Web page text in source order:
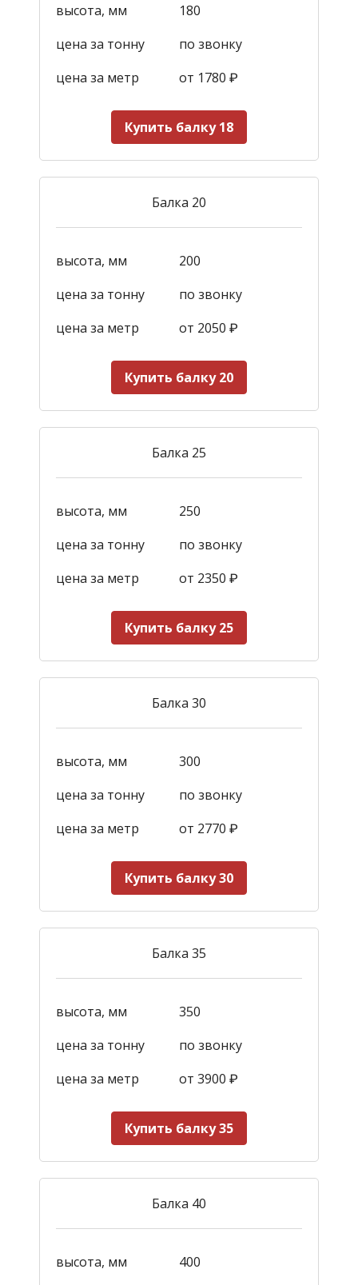
высота, мм
180
цена за тонну
по звонку
цена за метр
от 1780 ₽
Купить балку 18
Балка 20
высота, мм
200
цена за тонну
по звонку
цена за метр
от 2050 ₽
Купить балку 20
Балка 25
высота, мм
250
цена за тонну
по звонку
цена за метр
от 2350 ₽
Купить балку 25
Балка 30
высота, мм
300
цена за тонну
по звонку
цена за метр
от 2770 ₽
Купить балку 30
Балка 35
высота, мм
350
цена за тонну
по звонку
цена за метр
от 3900 ₽
Купить балку 35
Балка 40
высота, мм 400